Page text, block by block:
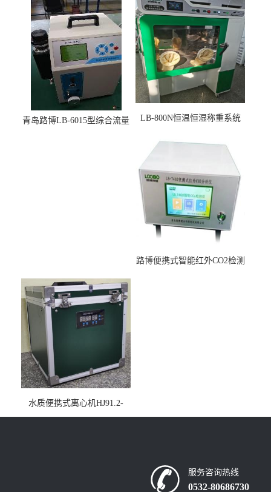
青岛路博LB-6015型综合流量
LB-800N恒温恒湿称重系统
路博便携式智能红外CO2检测
水质便携式离心机HJ91.2-
2022地表水总磷监测内置有
服务咨询热线
0532-80686730